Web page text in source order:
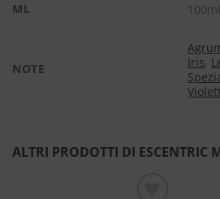
ML 100ml
NOTE
Iris,
ALTRI PRODOTTI DI ESCENTRIC